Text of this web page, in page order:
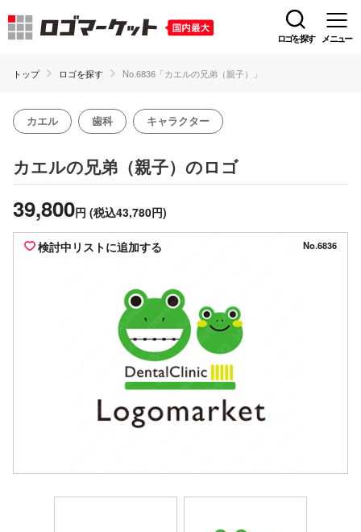
ロゴを探す メニュー
トップ ロゴを探す No.6836「カエルの兄弟（親子）」
カエル 歯科 キャラクター
カエルの兄弟（親子） のロゴ
39,800円 (税込43,780円)
検討中リストに追加する No.6836